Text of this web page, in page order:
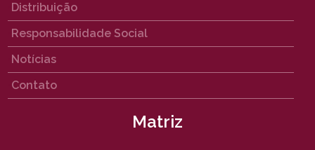
Distribuição
Responsabilidade Social
Notícias
Contato
Matriz